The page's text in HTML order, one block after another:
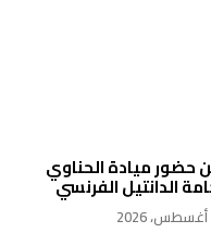
حضور ميادة الحناوي
الدانتيل الفرنسي